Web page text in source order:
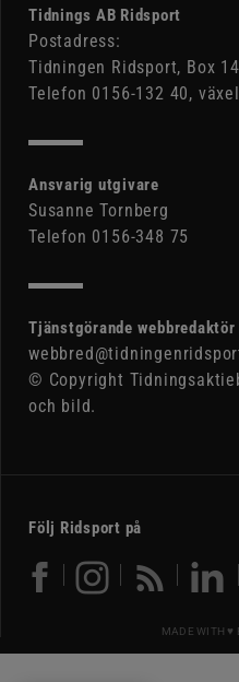
Tidnings AB Ridsport
Postadress:
Tidningen Ridsport, Box
Telefon 0156-132 40,
Ansvarig utgivare
Susanne Tornberg
Telefon 0156-348 75
Tjänstgörande
© Copyright
och bild.
Följ Ridsport på
MADE WITH ♥